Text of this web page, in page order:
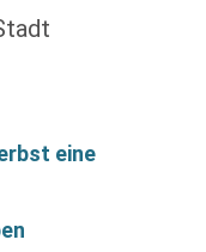
eine